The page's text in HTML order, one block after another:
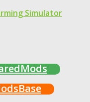
Simulator